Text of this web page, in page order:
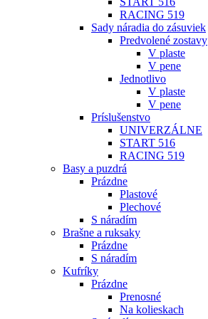
RACING 519
Sady náradia do zásuviek
Predvolené zostavy
V plaste
V pene
Jednotlivo
V plaste
V pene
Príslušenstvo
UNIVERZÁLNE
START 516
RACING 519
Basy a puzdrá
Prázdne
Plastové
Plechové
S náradím
Brašne a ruksaky
Prázdne
S náradím
Kufríky
Prázdne
Prenosné
Na kolieskach